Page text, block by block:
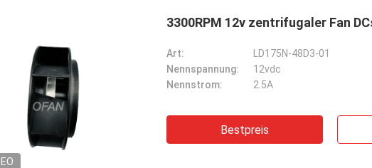
3300RPM 12v zentrifugaler Fan
Art:
LD175N-48D3-01
Nennspannung:
12vdc
Nennstrom:
2.5A
Bestpreis